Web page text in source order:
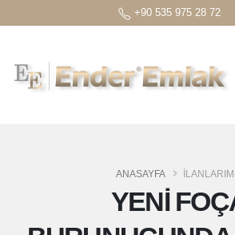
+90 535 975 28 72
YENİ
ANASAYFA